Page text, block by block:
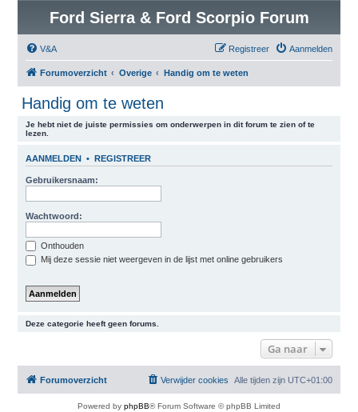
Ford Sierra & Ford Scorpio Forum
V&A Aanmelden
Registreer
Forumoverzicht Overige Handig om te weten
Handig om te weten
Je hebt niet de juiste permissies om onderwerpen in dit forum te zien of te
lezen.
AANMELDEN • REGISTREER
Gebruikersnaam:
Wachtwoord:
Onthouden
Mij deze sessie niet weergeven in de lijst met online gebruikers
Deze categorie heeft geen forums.
Ga naar
Forumoverzicht Alle tijden zijn UTC+01:00
Verwijder cookies
Powered by phpBB® Forum Software © phpBB Limited